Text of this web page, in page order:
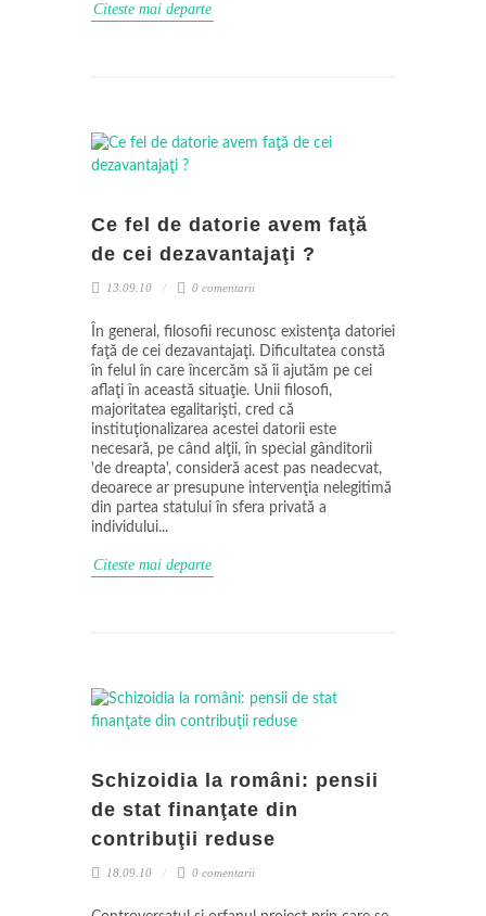
Citeste mai departe
Ce fel de datorie avem faţă
de cei dezavantajaţi ?
13.09.10 0 comentarii
În general, filosofii recunosc existenţa datoriei
faţă de cei dezavantajaţi. Dificultatea constă
în felul în care încercăm să îi ajutăm pe cei
aflaţi în această situaţie. Unii filosofi,
majoritatea egalitarişti, cred că
instituţionalizarea acestei datorii este
necesară, pe când alţii, în special gânditorii
'de dreapta', consideră acest pas neadecvat,
deoarece ar presupune intervenţia nelegitimă
din partea statului în sfera privată a
individului...
Citeste mai departe
Schizoidia la români: pensii
de stat finanţate din
contribuţii reduse
18.09.10 0 comentarii